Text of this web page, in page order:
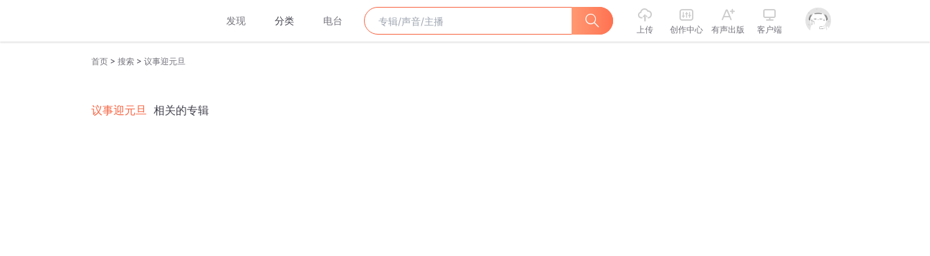
发现 分类 电台
上传 创作中心 有声出版 客户端
首页 > 搜索 > 议事迎元旦
议事迎元旦 相关的专辑